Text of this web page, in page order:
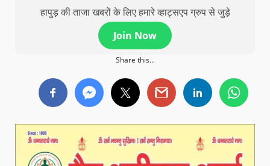
हापुड़ की ताजा खबरों के लिए हमारे व्हाट्सएप ग्रुप से जुड़े
Join Now
Share this...